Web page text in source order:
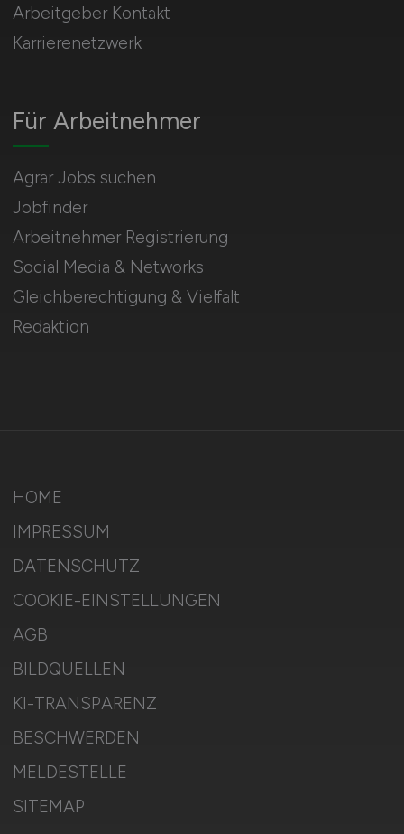
Für Arbeitnehmer
Agrar Jobs suchen
Jobfinder
Arbeitnehmer Registrierung
Social Media & Networks
Gleichberechtigung & Vielfalt
Redaktion
Arbeitgeber Kontakt
Karrierenetzwerk
HOME
IMPRESSUM
DATENSCHUTZ
COOKIE-EINSTELLUNGEN
AGB
BILDQUELLEN
KI-TRANSPARENZ
BESCHWERDEN
MELDESTELLE
SITEMAP